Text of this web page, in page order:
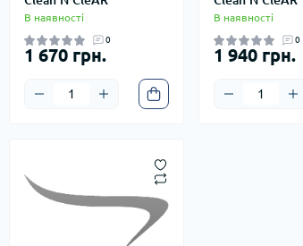
В наявності
0
1 670 грн.
В наявності
0
1 940 грн.